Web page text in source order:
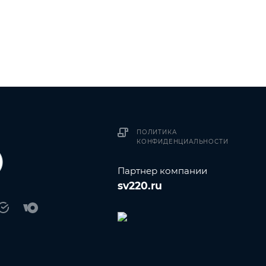
ПОЛИТИКА
КОНФИДЕНЦИАЛЬНОСТИ
Партнер компании
sv220.ru